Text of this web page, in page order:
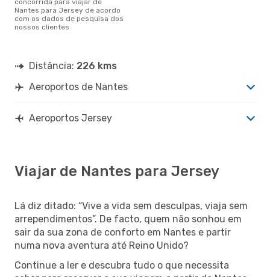
concorrida para viajar de
Nantes para Jersey de acordo
com os dados de pesquisa dos
nossos clientes
Distância: 226 kms
Aeroportos de Nantes
Aeroportos Jersey
Viajar de Nantes para Jersey
Lá diz ditado: “Vive a vida sem desculpas, viaja sem
arrependimentos”. De facto, quem não sonhou em
sair da sua zona de conforto em Nantes e partir
numa nova aventura até Reino Unido?
Continue a ler e descubra tudo o que necessita